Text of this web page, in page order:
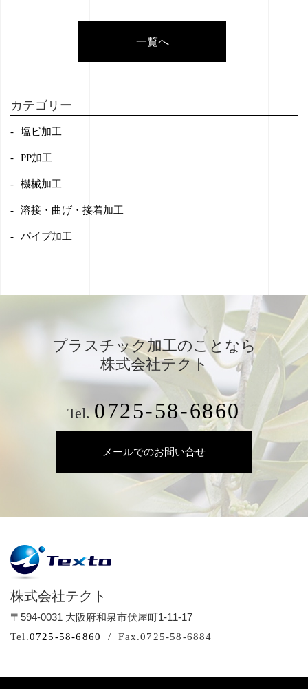
一覧へ
カテゴリー
塩ビ加工
PP加工
機械加工
溶接・曲げ・接着加工
パイプ加工
プラスチック加工のことなら
株式会社テクト
Tel.0725-58-6860
メールでのお問い合せ
株式会社テクト
〒594-0031 大阪府和泉市伏屋町1-11-17
Tel.0725-58-6860 Fax.0725-58-6884